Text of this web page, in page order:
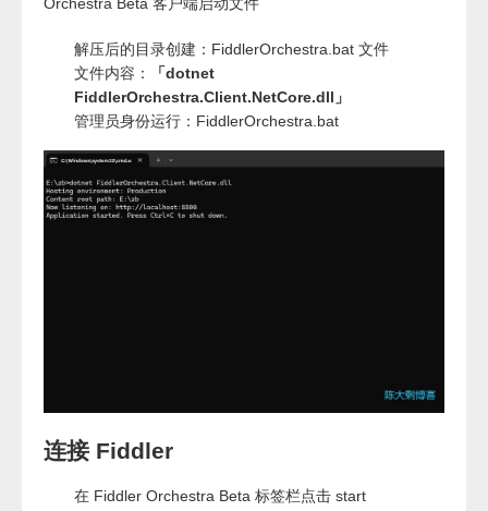
解压后的目录创建：FiddlerOrchestra.bat 文件
文件内容：
「dotnet
FiddlerOrchestra.Client.NetCore.dll」
管理员身份运行：FiddlerOrchestra.bat
连接 Fiddler
在 Fiddler Orchestra Beta 标签栏点击 start